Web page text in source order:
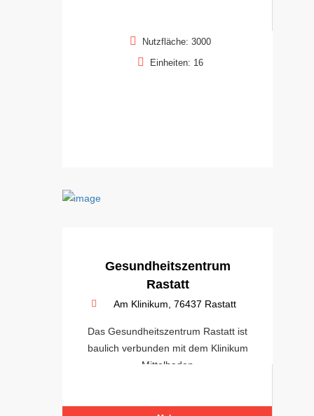
Nutzfläche: 3000
Einheiten: 16
Gesundheitszentrum
Rastatt
Am Klinikum, 76437 Rastatt
Das Gesundheitszentrum Rastatt ist
baulich verbunden mit dem Klinikum
Mittelbaden